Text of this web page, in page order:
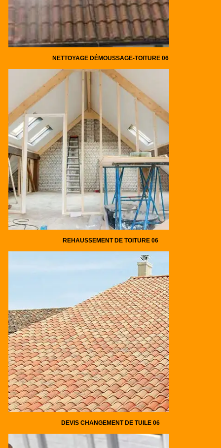
NETTOYAGE DÉMOUSSAGE-TOITURE 06
REHAUSSEMENT DE TOITURE 06
DEVIS CHANGEMENT DE TUILE 06